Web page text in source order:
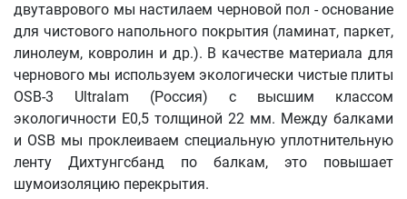
двутаврового мы настилаем черновой пол - основание
для чистового напольного покрытия (ламинат, паркет,
линолеум, ковролин и др.). В качестве материала для
чернового мы используем экологически чистые плиты
OSB-3 Ultralam (Россия) с высшим классом
экологичности E0,5 толщиной 22 мм. Между балками
и OSB мы проклеиваем специальную уплотнительную
ленту Дихтунгсбанд по балкам, это повышает
шумоизоляцию перекрытия.